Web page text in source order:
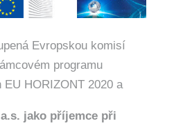
Evropskou komisí
programu
HORIZONT 2020 a
a.s. jako příjemce při